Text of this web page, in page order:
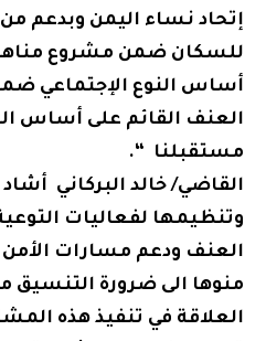
إتحاد نساء اليمن وبدعم
للسكان ضمن مشروع
أساس النوع الإجتماعي
العنف القائم على أساس
مستقبلنا “.
القاضي/ خالد البركاني
وتنظيمها لفعاليات
العنف ودعم مسارات الأمن
منوها الى ضرورة التنسيق
العلاقة في تنفيذ هذه